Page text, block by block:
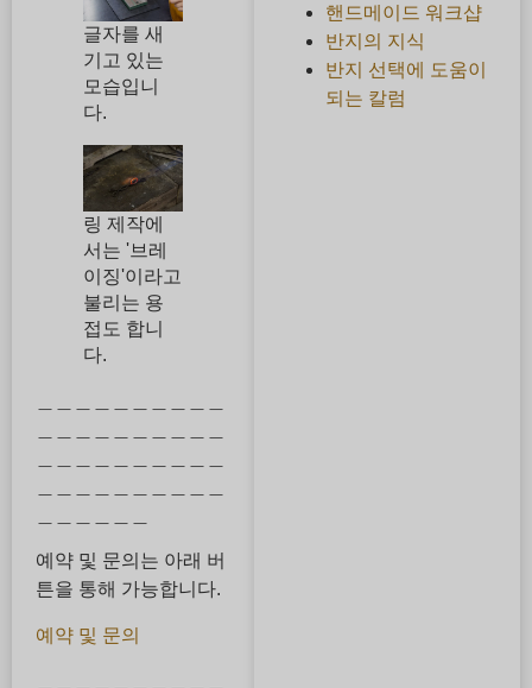
글자를 새
기고 있는
모습입니
다.
링 제작에
서는 '브레
이징'이라고
불리는 용
접도 합니
다.
예약 및 문의는 아래 버
튼을 통해 가능합니다.
예약 및 문의
핸드메이드 워크샵
반지의 지식
반지 선택에 도움이
되는 칼럼